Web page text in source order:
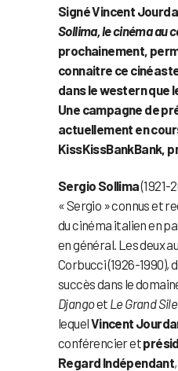
Signé Vincent
Sollima, le cinéma au
prochainement,
connaitre ce
dans le western que
Une campagne de
actuellement en
KissKissBankBank,
Sergio Sollima(1921-
« Sergio » connus et
du cinéma italien en
en général. Les deux
Corbucci (1926-1990),
succès dans le
Djangoet Le Grand
lequelVincent
conférencier et
Regard Indépendant